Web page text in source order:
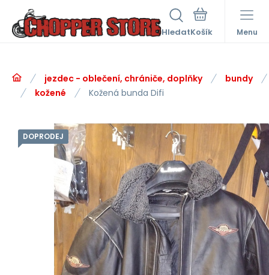
Hledat Menu
jezdec - oblečení, chrániče, doplňky
bundy
kožené
Kožená bunda Difi
DOPRODEJ